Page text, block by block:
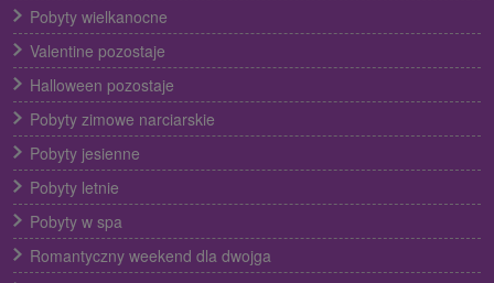
Pobyty wielkanocne
Valentine pozostaje
Halloween pozostaje
Pobyty zimowe narciarskie
Pobyty jesienne
Pobyty letnie
Pobyty w spa
Romantyczny weekend dla dwojga